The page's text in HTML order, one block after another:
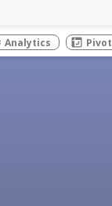
Analytics Pivot